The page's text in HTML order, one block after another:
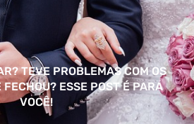
TEVE PROBLEMAS COM OS
FECHOU? ESSE POST É PARA
VOCÊ!